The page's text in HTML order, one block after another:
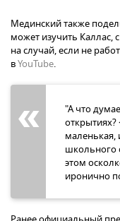
Мединский также
может изучить Каллас,
на случай, если не
вYouTube.
"А что
открытиях?
маленькая,
школьного
этом
иронично